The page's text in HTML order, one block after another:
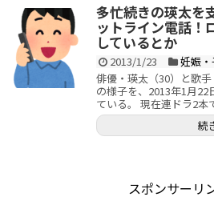
多忙続きの瑛太を
ットライン電話！
しているとか
2013/1/23 妊娠
俳優・瑛太（30）と歌
の様子を、2013年1月
ている。 現在連ドラ2本
続
スポンサーリ